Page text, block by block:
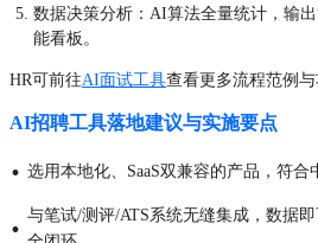
数据决策分析：AI算法全量统计，输
能看板。
HR可前往AI面试工具查看更多流程范例与
AI招聘工具落地建议与实施要点
· 选用本地化、SaaS双兼容的产品，符合
· 与笔试/测评/ATS系统无缝集成，数据